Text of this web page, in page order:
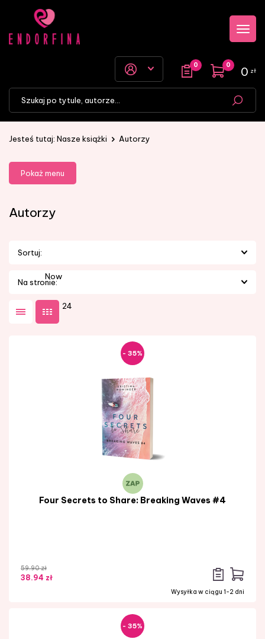
Przejdź
do menu
głównego
Przejdź
do
menu w
0 0 0 zł
Pokaż
menu
Jesteś tutaj: Nasze książki Autorzy
Pokaż menu
Autorzy
Sortuj:
Nowości
Na stronie:
24
- 35%
Four Secrets to Share: Breaking Waves #4
59.90 zł
38.94 zł
Wysyłka w ciągu 1-2 dni
- 35%